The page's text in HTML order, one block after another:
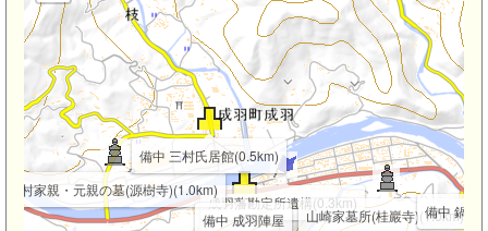
成羽藩勘定所遺構(0.3km)
三村家親・元親の墓(源樹寺)(1.0km)
山崎家墓所(桂巖寺)(1.0km)
備中 成羽陣屋
備中 三村氏居館(0.5km)
備中 鍋坂